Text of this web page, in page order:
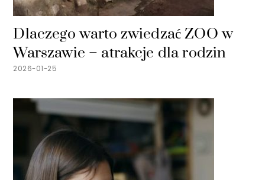
2026-01-25
Dlaczego warto zwiedzać ZOO w
Warszawie – atrakcje dla rodzin